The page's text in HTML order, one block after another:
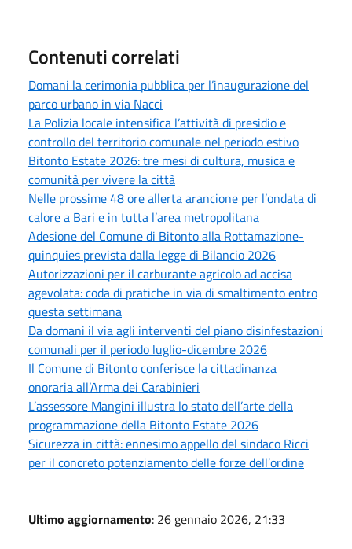
Contenuti correlati
Domani la cerimonia pubblica per l’inaugurazione del
parco urbano in via Nacci
La Polizia locale intensifica l’attività di presidio e
controllo del territorio comunale nel periodo estivo
Bitonto Estate 2026: tre mesi di cultura, musica e
comunità per vivere la città
Nelle prossime 48 ore allerta arancione per l’ondata di
calore a Bari e in tutta l’area metropolitana
Adesione del Comune di Bitonto alla Rottamazione-
quinquies prevista dalla legge di Bilancio 2026
Autorizzazioni per il carburante agricolo ad accisa
agevolata: coda di pratiche in via di smaltimento entro
questa settimana
Da domani il via agli interventi del piano disinfestazioni
comunali per il periodo luglio-dicembre 2026
Il Comune di Bitonto conferisce la cittadinanza
onoraria all’Arma dei Carabinieri
L’assessore Mangini illustra lo stato dell’arte della
programmazione della Bitonto Estate 2026
Sicurezza in città: ennesimo appello del sindaco Ricci
per il concreto potenziamento delle forze dell’ordine
Ultimo aggiornamento: 26 gennaio 2026, 21:33